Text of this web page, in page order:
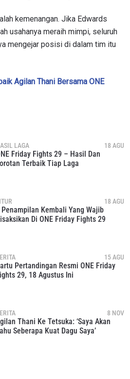
kemenangan. Jika Edwards
usahanya meraih mimpi, seluruh
mengejar posisi di dalam tim itu
Agilan Thani Bersama ONE
LAGA 18 AGU
Friday Fights 29 – Hasil Dan
Terbaik Tiap Laga
18 AGU
Kembali Yang Wajib
Di ONE Friday Fights 29
15 AGU
Pertandingan Resmi ONE Friday
29, 18 Agustus Ini
8 NOV
Thani Ke Tetsuka: ‘Saya Akan
Seberapa Kuat Dagu Saya’